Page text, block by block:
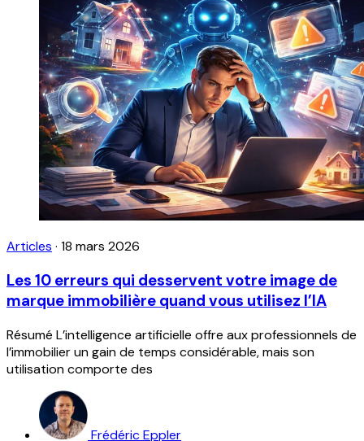
Articles · 18 mars 2026
Les 10 erreurs qui desservent votre image de
marque immobilière quand vous utilisez l’IA
Résumé L’intelligence artificielle offre aux professionnels de
l’immobilier un gain de temps considérable, mais son
utilisation comporte des
Frédéric Eppler